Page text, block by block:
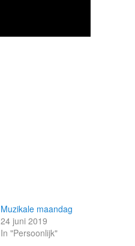
Muzikale maandag
24 juni 2019
In "Persoonlijk"